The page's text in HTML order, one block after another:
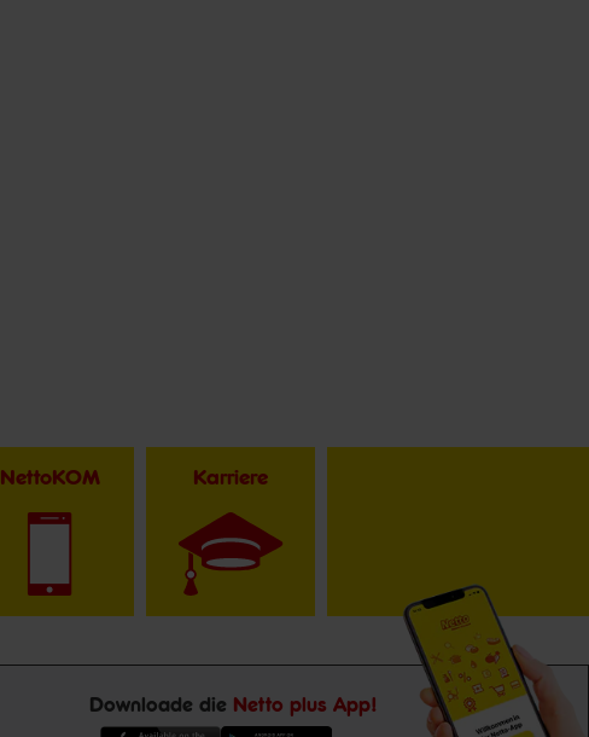
NettoKOM Karriere
Downloade die Netto plus App!